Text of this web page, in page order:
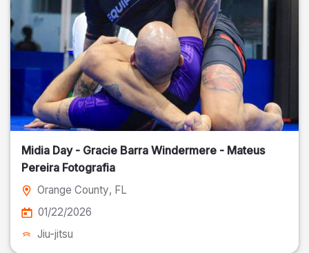
Midia Day - Gracie Barra Windermere - Mateus
Pereira Fotografia
Orange County, FL
01/22/2026
Jiu-jitsu